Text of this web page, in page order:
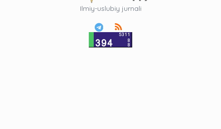
Ilmiy-uslubiy jurnali